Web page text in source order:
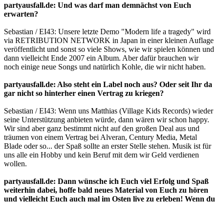
partyausfall.de: Und was darf man demnächst von Euch
erwarten?
Sebastian / EI43: Unsere letzte Demo "Modern life a tragedy" wird
via RETRIBUTION NETWORK in Japan in einer kleinen Auflage
veröffentlicht und sonst so viele Shows, wie wir spielen können und
dann vielleicht Ende 2007 ein Album. Aber dafür brauchen wir
noch einige neue Songs und natürlich Kohle, die wir nicht haben.
partyausfall.de: Also steht ein Label noch aus? Oder seit Ihr da
gar nicht so hinterher einen Vertrag zu kriegen?
Sebastian / EI43: Wenn uns Matthias (Village Kids Records) wieder
seine Unterstützung anbieten würde, dann wären wir schon happy.
Wir sind aber ganz bestimmt nicht auf den großen Deal aus und
träumen von einem Vertrag bei Alveran, Century Media, Metal
Blade oder so... der Spaß sollte an erster Stelle stehen. Musik ist für
uns alle ein Hobby und kein Beruf mit dem wir Geld verdienen
wollen.
partyausfall.de: Dann wünsche ich Euch viel Erfolg und Spaß
weiterhin dabei, hoffe bald neues Material von Euch zu hören
und vielleicht Euch auch mal im Osten live zu erleben! Wenn du